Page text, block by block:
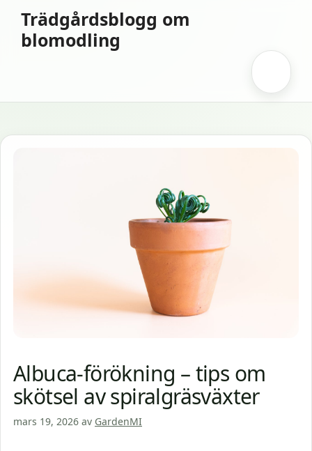
innehåll
Trädgårdsblogg om
blomodling
Albuca-förökning – tips om
skötsel av spiralgräsväxter
mars 19, 2026 av GardenMI